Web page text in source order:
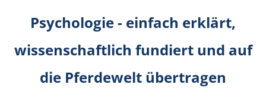
Psychologie - einfach erklärt,
wissenschaftlich fundiert und auf
die Pferdewelt übertragen